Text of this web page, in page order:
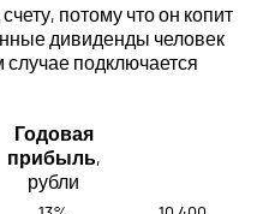
потому что он копит
дивиденды человек
случае подключается
Годовая
прибыль,
рубли